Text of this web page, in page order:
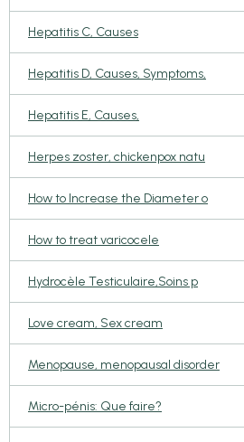
Hepatitis C, Causes
Hepatitis D, Causes, Symptoms,
Hepatitis E, Causes,
Herpes zoster, chickenpox natu
How to Increase the Diameter o
How to treat varicocele
Hydrocèle Testiculaire,Soins p
Love cream, Sex cream
Menopause, menopausal disorder
Micro-pénis: Que faire?